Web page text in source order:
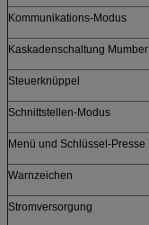
Kommunikations-Modus
Kaskadenschaltung Mumber
Steuerknüppel
Schnittstellen-Modus
Menü und Schlüssel-Presse
Warnzeichen
Stromversorgung